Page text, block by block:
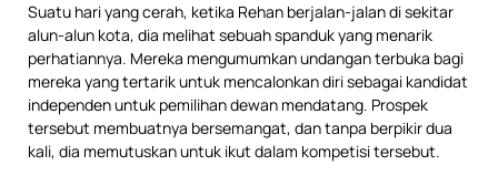
Suatu hari yang cerah, ketika Rehan berjalan-jalan di sekitar
alun-alun kota, dia melihat sebuah spanduk yang menarik
perhatiannya. Mereka mengumumkan undangan terbuka bagi
mereka yang tertarik untuk mencalonkan diri sebagai kandidat
independen untuk pemilihan dewan mendatang. Prospek
tersebut membuatnya bersemangat, dan tanpa berpikir dua
kali, dia memutuskan untuk ikut dalam kompetisi tersebut.